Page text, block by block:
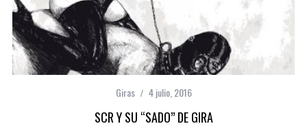
Giras 4 julio, 2016
SCR Y SU “SADO” DE GIRA